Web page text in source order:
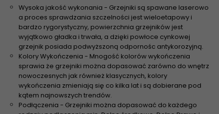
Wysoka jakość wykonania - Grzejniki są spawane laserowo
a proces sprawdzania szczelności jest wieloetapowy i
bardzo rygorystyczny, powierzchnia grzejników jest
wyjątkowo gładka i trwała, a dzięki powłoce cynkowej
grzejnik posiada podwyższoną odpornośc antykorozyjną.
Kolory Wykończenia - Mnogość kolorów wykończenia
sprawia że grzejniki można dopasować zarówno do wnętrz
nowoczesnych jak również klasycznych, kolory
wykończenia zmieniają się co kilka lat i są dobierane pod
kątem najnowszych trendów.
Podłączenia - Grzejniki można dopasować do każdego